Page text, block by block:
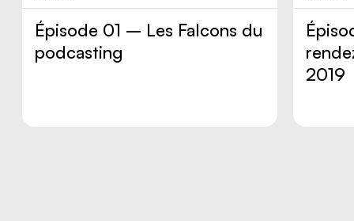
Épisode 01 – Les Falcons du
podcasting
2019